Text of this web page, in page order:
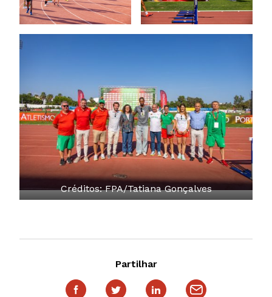
Créditos: FPA/Tatiana Gonçalves
Partilhar